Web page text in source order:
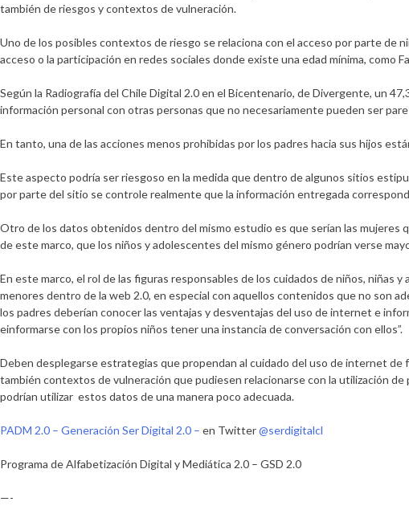
también de riesgos y contextos de vulneración.
Uno de los posibles contextos de riesgo se relaciona con el acceso por parte de
acceso o la participación en redes sociales donde existe una edad mínima, como
Según la Radiografía del Chile Digital 2.0 en el Bicentenario, de Divergente, un
información personal con otras personas que no necesariamente pueden ser
En tanto, una de las acciones menos prohibidas por los padres hacia sus hijos
Este aspecto podría ser riesgoso en la medida que dentro de algunos sitios
por parte del sitio se controle realmente que la información entregada
Otro de los datos obtenidos dentro del mismo estudio es que serían las mujeres
de este marco, que los niños y adolescentes del mismo género podrían verse
En este marco, el rol de las figuras responsables de los cuidados de niños, niñas
menores dentro de la web 2.0, en especial con aquellos contenidos que no son
los padres deberían conocer las ventajas y desventajas del uso de internet e
einformarse con los propios niños tener una instancia de conversación con ellos”.
Deben desplegarse estrategias que propendan al cuidado del uso de internet de
también contextos de vulneración que pudiesen relacionarse con la utilización
podrían utilizar estos datos de una manera poco adecuada.
PADM 2.0 – Generación Ser Digital 2.0 – en Twitter@serdigitalcl
Programa de Alfabetización Digital y Mediática 2.0 – GSD 2.0
—-